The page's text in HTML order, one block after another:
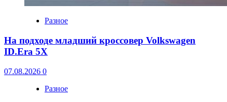
Разное
На подходе младший кроссовер Volkswagen
ID.Era 5X
07.08.2026 0
Разное